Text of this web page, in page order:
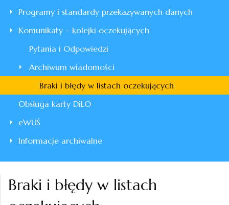
Programy i standardy przekazywanych danych
Komunikaty – kolejki oczekujących
Pytania i Odpowiedzi
Archiwum wiadomości
Braki i błędy w listach oczekujących
Obsługa karty DiLO
eWUŚ
Informacje archiwalne
Braki i błędy w listach